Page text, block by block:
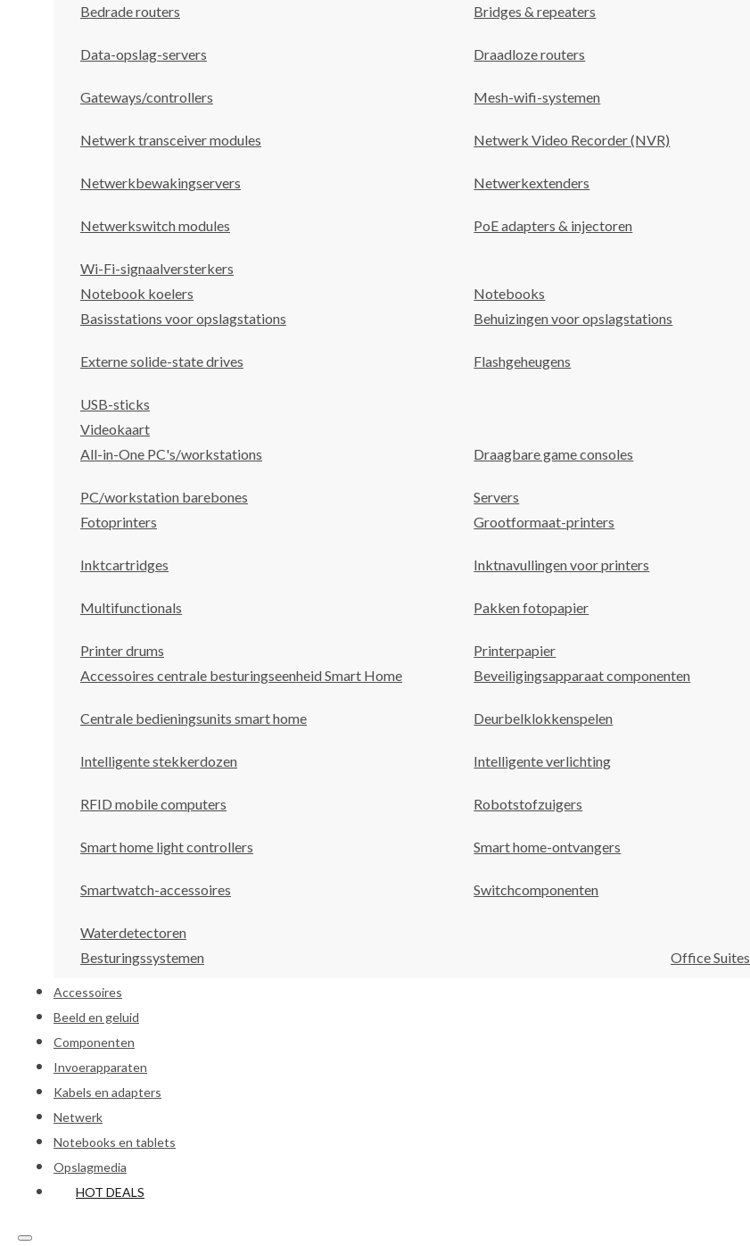
Bedrade routers
Bridges & repeaters
Data-opslag-servers Draadloze routers
Gateways/controllers Mesh-wifi-systemen
Netwerk transceiver modules Netwerk Video Recorder (NVR)
Netwerkbewakingservers Netwerkextenders
Netwerkswitch modules PoE adapters & injectoren
Wi-Fi-signaalversterkers
Notebook koelers
Notebooks
Basisstations voor opslagstations
Behuizingen voor opslagstations
Externe solide-state drives Flashgeheugens
USB-sticks
Videokaart
All-in-One PC's/workstations
Draagbare game consoles
PC/workstation barebones Servers
Fotoprinters
Grootformaat-printers
Inktcartridges Inktnavullingen voor printers
Multifunctionals Pakken fotopapier
Printer drums Printerpapier
Accessoires centrale besturingseenheid Smart Home
Beveiligingsapparaat componenten
Centrale bedieningsunits smart home Deurbelklokkenspelen
Intelligente stekkerdozen Intelligente verlichting
RFID mobile computers Robotstofzuigers
Smart home light controllers Smart home-ontvangers
Smartwatch-accessoires Switchcomponenten
Waterdetectoren
Besturingssystemen
Office Suites
Accessoires
Beeld en geluid
Componenten
Invoerapparaten
Kabels en adapters
Netwerk
Notebooks en tablets
Opslagmedia
HOT DEALS